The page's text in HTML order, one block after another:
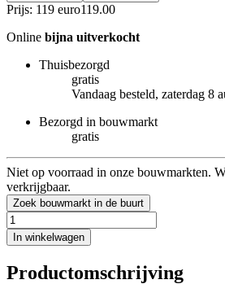
Prijs: 119 euro119.00
Online bijna uitverkocht
Thuisbezorgd
gratis
Vandaag besteld, zaterdag 8
Bezorgd in bouwmarkt
gratis
Niet op voorraad in onze bouwmarkten.
verkrijgbaar.
Zoek bouwmarkt in de buurt
In winkelwagen
Productomschrijving